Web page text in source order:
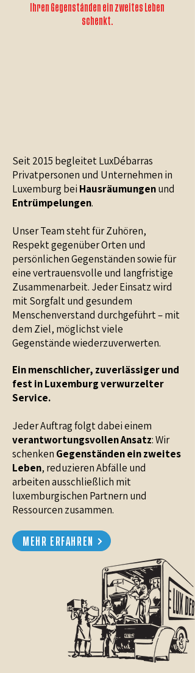
Ihren Gegenständen ein zweites Leben
schenkt.
Seit 2015 begleitet LuxDébarras
Privatpersonen und Unternehmen in
Luxemburg bei Hausräumungenund
Entrümpelungen.
Unser Team steht für Zuhören,
Respekt gegenüber Orten und
persönlichen Gegenständen sowie für
eine vertrauensvolle und langfristige
Zusammenarbeit. Jeder Einsatz wird
mit Sorgfalt und gesundem
Menschenverstand durchgeführt – mit
dem Ziel, möglichst viele
Gegenstände wiederzuverwerten.
Ein menschlicher, zuverlässiger und
fest in Luxemburg verwurzelter
Service.
Jeder Auftrag folgt dabei einem
verantwortungsvollen Ansatz: Wir
schenken Gegenständen ein zweites
Leben, reduzieren Abfälle und
arbeiten ausschließlich mit
luxemburgischen Partnern und
Ressourcen zusammen.
MEHR ERFAHREN